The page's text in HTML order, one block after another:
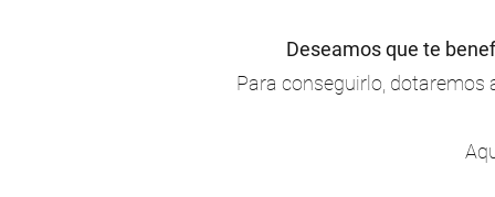
Deseamos que te
Para conseguirlo, dotaremos